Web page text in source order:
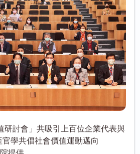
研討會」共吸引上百位企業代表與
學共倡社會價值運動邁向